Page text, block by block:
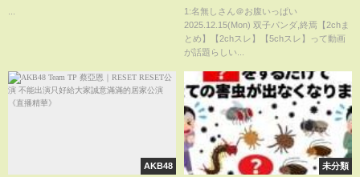
1:名無しさん＠お腹いっぱい
2025.12.15(Mon) 双子パンダ,終焉【2chま
とめ】【2chスレ】【5chスレ】って動画
が話題らしい...
AKB48 未分類